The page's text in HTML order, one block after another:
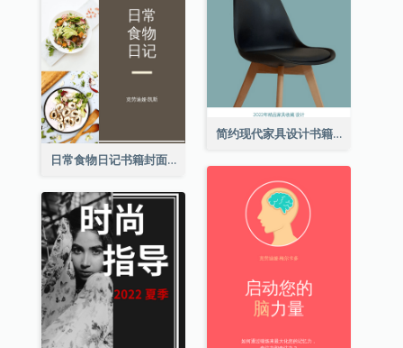
简约现代家具设计书籍封面
日常食物日记书籍封面